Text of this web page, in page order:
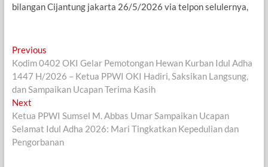
bilangan Cijantung jakarta 26/5/2026 via telpon selulernya,
Navigasi
pos
PreviousPrevious
post:
Kodim 0402 OKI Gelar Pemotongan Hewan Kurban Idul Adha
1447 H/2026 – Ketua PPWI OKI Hadiri, Saksikan Langsung,
dan Sampaikan Ucapan Terima Kasih
NextNext
post:
Ketua PPWI Sumsel M. Abbas Umar Sampaikan Ucapan
Selamat Idul Adha 2026: Mari Tingkatkan Kepedulian dan
Pengorbanan